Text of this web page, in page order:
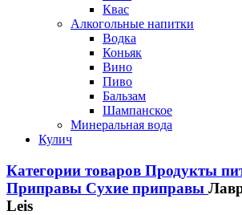
Квас
Алкогольные напитки
Водка
Коньяк
Вино
Пиво
Бальзам
Шампанское
Минеральная вода
Кулич
Категории товаров Продукты
Приправы Сухие приправы
Leis